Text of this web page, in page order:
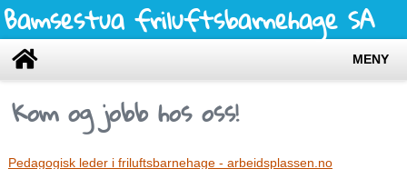
Bamsestua friluftsbarnehage SA
MENY
Kom og jobb hos oss!
Pedagogisk leder i friluftsbarnehage - arbeidsplassen.no